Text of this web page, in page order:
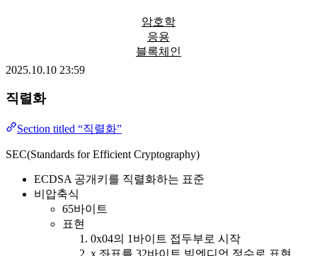
암호학
응용
블록체인
2025.10.10 23:59
직렬화
Section titled “직렬화”
SEC(Standards for Efficient Cryptography)
ECDSA 공개키를 직렬화하는 표준
비압축식
65바이트
표현
0x04의 1바이트 접두부로 시작